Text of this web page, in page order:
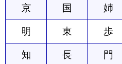
京 国 姉
明 東 歩
知 長 門